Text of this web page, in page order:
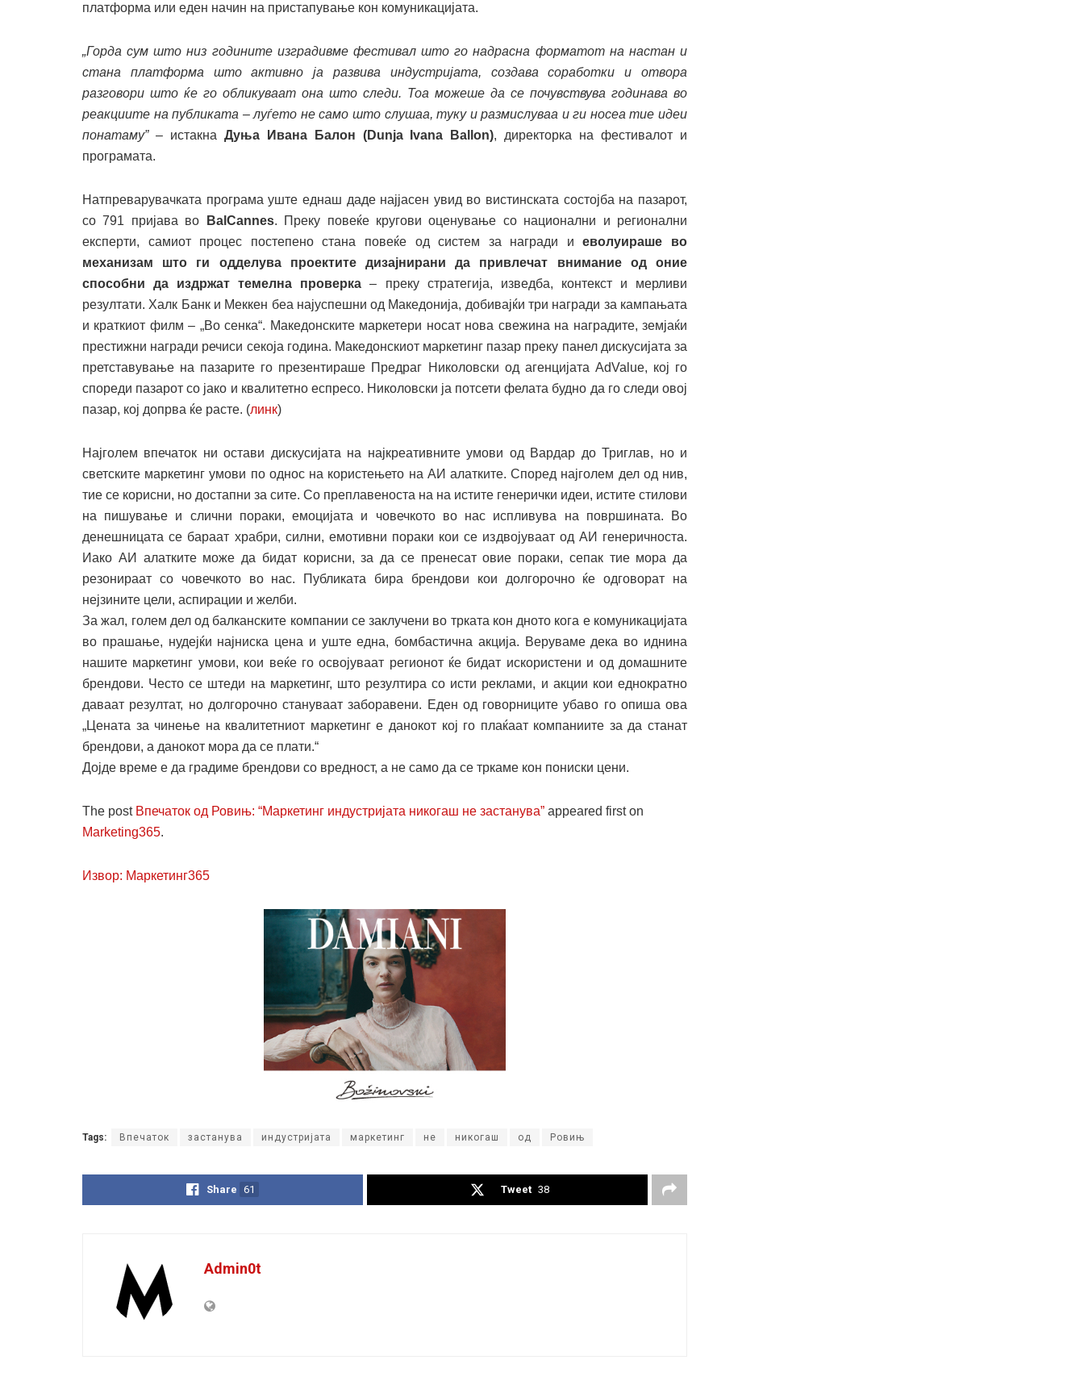
платформа или еден начин на пристапување кон комуникацијата.
„Горда сум што низ годините изградивме фестивал што го надрасна форматот на настан и
стана платформа што активно ја развива индустријата, создава соработки и отвора
разговори што ќе го обликуваат она што следи. Тоа можеше да се почувствува годинава во
реакциите на публиката – луѓето не само што слушаа, туку и размислуваа и ги носеа тие идеи
понатаму”– истакна Дуња Ивана Балон (Dunja Ivana Ballon), директорка на фестивалот и
програмата.
Натпреварувачката програма уште еднаш даде најјасен увид во вистинската состојба на пазарот,
со 791 пријава во
BalCannes. Преку повеќе кругови оценување со национални и регионални
експерти, самиот процес постепено стана повеќе од систем за награди иеволуираше во
механизам што ги одделува проектите дизајнирани да привлечат внимание од оние
способни да издржат темелна проверка – преку стратегија, изведба, контекст и мерливи
резултати. Халк Банк и Меккен беа најуспешни од Македонија, добивајќи три награди за кампањата
и краткиот филм – „Во сенка“. Македонските маркетери носат нова свежина на наградите, земјаќи
престижни награди речиси секоја година. Македонскиот маркетинг пазар преку панел дискусијата за
претставување на пазарите го презентираше Предраг Николовски од агенцијата AdValue, кој го
спореди пазарот со јако и квалитетно еспресо. Николовски ја потсети фелата будно да го следи овој
пазар, кој допрва ќе расте. (линк)
Најголем впечаток ни остави дискусијата на најкреативните умови од Вардар до Триглав, но и
светските маркетинг умови по однос на користењето на АИ алатките. Според најголем дел од нив,
тие се корисни, но достапни за сите. Со преплавеноста на на истите генерички идеи, истите стилови
на пишување и слични пораки, емоцијата и човечкото во нас испливува на површината. Во
денешницата се бараат храбри, силни, емотивни пораки кои се издвојуваат од АИ генеричноста.
Иако АИ алатките може да бидат корисни, за да се пренесат овие пораки, сепак тие мора да
резонираат со човечкото во нас. Публиката бира брендови кои долгорочно ќе одговорат на
нејзините цели, аспирации и желби.
За жал, голем дел од балканските компании се заклучени во трката кон дното кога е комуникацијата
во прашање, нудејќи најниска цена и уште една, бомбастична акција. Веруваме дека во иднина
нашите маркетинг умови, кои веќе го освојуваат регионот ќе бидат искористени и од домашните
брендови. Често се штеди на маркетинг, што резултира со исти реклами, и акции кои еднократно
даваат резултат, но долгорочно стануваат заборавени. Еден од говорниците убаво го опиша ова
„Цената за чинење на квалитетниот маркетинг е данокот кој го плаќаат компаниите за да станат
брендови, а данокот мора да се плати.“
Дојде време е да градиме брендови со вредност, а не само да се тркаме кон пониски цени.
The post Впечаток од Ровињ: “Маркетинг индустријата никогаш не застанува” appeared first on
Marketing365.
Извор: Маркетинг365
Tags: Впечаток застанува индустријата маркетинг не никогаш од Ровињ
Share 61 Tweet 38
Admin0t